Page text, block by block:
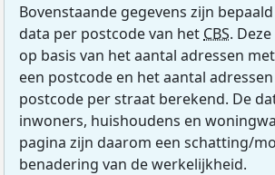
Bovenstaande gegevens zijn
data per postcode van het CBS.
op basis van het aantal adressen
een postcode en het aantal
postcode per straat berekend. De
inwoners, huishoudens en
pagina zijn daarom een schatting/
benadering van de werkelijkheid.